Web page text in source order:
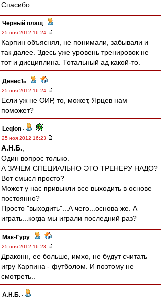
Спасибо.
Черный плащ -
25 ноя 2012 16:24
Карпин объяснял, не понимали, забывали и
так далее. Здесь уже уровень тренировок не
тот и дисциплина. Тотальный ад какой-то.
ДенисЪ -
25 ноя 2012 16:24
Если уж не ОИР, то, может, Ярцев нам
поможет?
Leqion -
25 ноя 2012 16:23
А.Н.Б.
Один вопрос только.
А ЗАЧЕМ СПЕЦИАЛЬНО ЭТО ТРЕНЕРУ НАДО?
Вот смысл просто?
Может у нас привыкли все выходить в основе
постоянно?
Просто "выходить"...А чего...основа же. А
играть...когда мы играли последний раз?
Мак-Гуру -
25 ноя 2012 16:23
Драконн, ее больше, имхо, не будут считать
игру Карпина - футболом. И поэтому не
смотреть..
А.Н.Б. -